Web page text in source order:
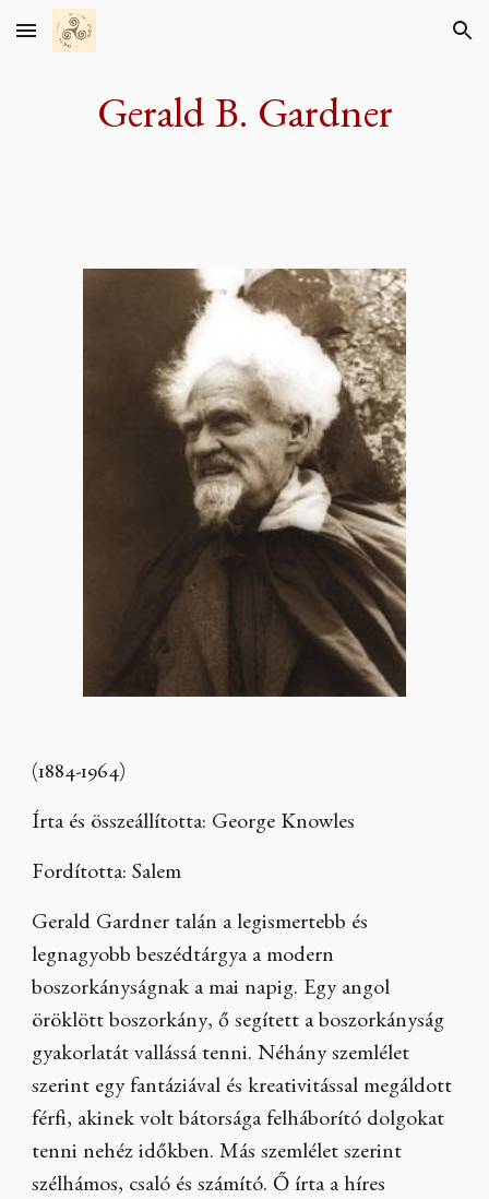
Skip to main content Skip to navigation
Gerald B. Gardner
(1884-1964)
Írta és összeállította: George Knowles
Fordította: Salem
Gerald Gardner talán a legismertebb és
legnagyobb beszédtárgya a modern
boszorkányságnak a mai napig. Egy angol
öröklött boszorkány, ő segített a boszorkányság
gyakorlatát vallássá tenni. Néhány szemlélet
szerint egy fantáziával és kreativitással megáldott
férfi, akinek volt bátorsága felháborító dolgokat
tenni nehéz időkben. Más szemlélet szerint
szélhámos, csaló és számító. Ő írta a híres